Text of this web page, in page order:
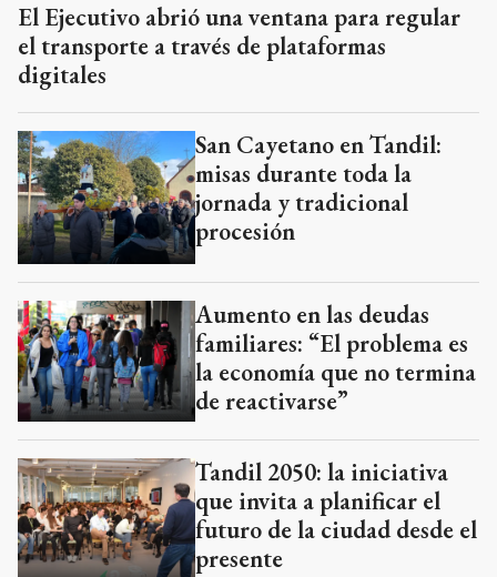
El Ejecutivo abrió una ventana para regular
el transporte a través de plataformas
digitales
San Cayetano en Tandil:
misas durante toda la
jornada y tradicional
procesión
Aumento en las deudas
familiares: “El problema es
la economía que no termina
de reactivarse”
Tandil 2050: la iniciativa
que invita a planificar el
futuro de la ciudad desde el
presente